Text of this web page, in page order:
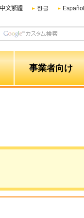
中文繁體 한글 Español
事業者向け